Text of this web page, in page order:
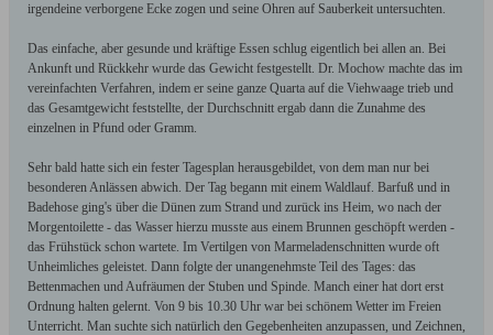
irgendeine verborgene Ecke zogen und seine Ohren auf Sauberkeit untersuchten.
Das einfache, aber gesunde und kräftige Essen schlug eigentlich bei allen an. Bei
Ankunft und Rückkehr wurde das Gewicht festgestellt. Dr. Mochow machte das im
vereinfachten Verfahren, indem er seine ganze Quarta auf die Viehwaage trieb und
das Gesamtgewicht feststellte, der Durchschnitt ergab dann die Zunahme des
einzelnen in Pfund oder Gramm.
Sehr bald hatte sich ein fester Tagesplan herausgebildet, von dem man nur bei
besonderen Anlässen abwich. Der Tag begann mit einem Waldlauf. Barfuß und in
Badehose ging's über die Dünen zum Strand und zurück ins Heim, wo nach der
Morgentoilette - das Wasser hierzu musste aus einem Brunnen geschöpft werden -
das Frühstück schon wartete. Im Vertilgen von Marmeladenschnitten wurde oft
Unheimliches geleistet. Dann folgte der unangenehmste Teil des Tages: das
Bettenmachen und Aufräumen der Stuben und Spinde. Manch einer hat dort erst
Ordnung halten gelernt. Von 9 bis 10.30 Uhr war bei schönem Wetter im Freien
Unterricht. Man suchte sich natürlich den Gegebenheiten anzupassen, und Zeichnen,